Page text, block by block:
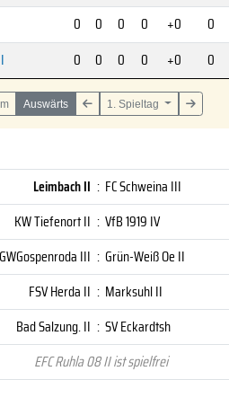
0 0 0 0 +0
0
0 0 0 0 +0 0
Auswärts 1. Spieltag
Leimbach II : FC Schweina III
KW Tiefenort II : VfB 1919 IV
GWGospenroda III : Grün-Weiß Oe II
FSV Herda II : Marksuhl II
Bad Salzung. II : SV Eckardtsh
EFC Ruhla 08 II ist spielfrei